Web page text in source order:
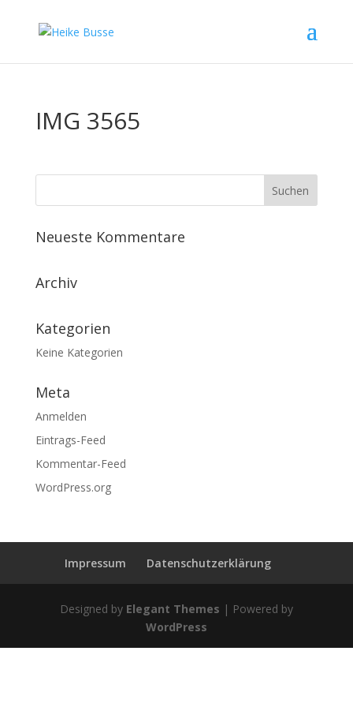
IMG 3565
Neueste Kommentare
Archiv
Kategorien
Keine Kategorien
Meta
Anmelden
Eintrags-Feed
Kommentar-Feed
WordPress.org
Impressum Datenschutzerklärung
Designed by Elegant Themes | Powered by
WordPress